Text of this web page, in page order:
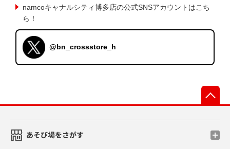
namcoキャナルシティ博多店の公式SNSアカウントはこち
ら！
@bn_crossstore_h
あそび場をさがす